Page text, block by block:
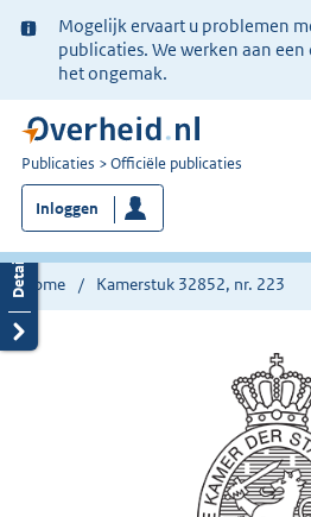
Ter
informatie:
Mogelijk ervaart u problemen
publicaties. We werken aan een
het ongemak.
U
bent
nu
hier:
Publicaties Officiële publicaties
Inloggen
Home Kamerstuk 32852, nr. 223